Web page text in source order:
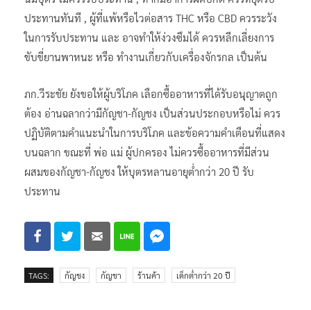
ประทานทันที , ผู้ที่แพ้หรือไวต่อสาร THC หรือ CBD ควรระวัง
ในการรับประทาน และ อาจทำให้ง่วงซึมได้ ควรหลีกเลี่ยงการ
ขับขี่ยานพาหนะ หรือ ทำงานเกี่ยวกับเครื่องจักรกล เป็นต้น
ภก.วีระชัย ยังขอให้ผู้บริโภค เลือกซื้ออาหารที่ได้รับอนุญาตถูก
ต้อง อ่านฉลากว่ามีกัญชา-กัญชง เป็นส่วนประกอบหรือไม่ ควร
ปฏิบัติตามคำแนะนำในการบริโภค และข้อความคำเตือนที่แสดง
บนฉลาก ขณะที่ พ่อ แม่ ผู้ปกครอง ไม่ควรซื้ออาหารที่มีส่วน
ผสมของกัญชา-กัญชง ให้บุตรหลานอายุต่ำกว่า 20 ปี รับ
ประทาน
TAGS: กัญชง กัญชา ร้านค้า เด็กต่ำกว่า 20 ปี